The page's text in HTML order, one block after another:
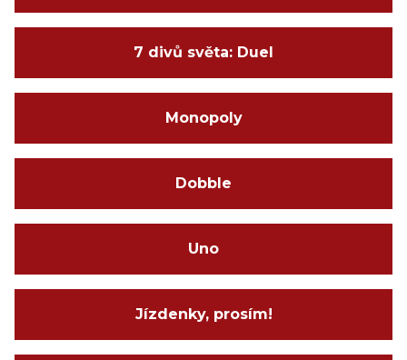
7 divů světa: Duel
Monopoly
Dobble
Uno
Jízdenky, prosím!